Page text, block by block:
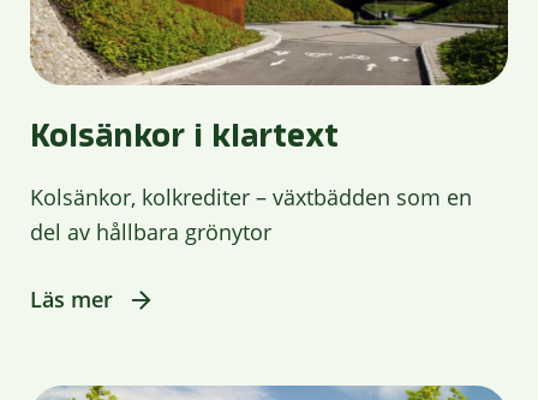
Kolsänkor i klartext
Kolsänkor, kolkrediter – växtbädden som en
del av hållbara grönytor
Läs mer